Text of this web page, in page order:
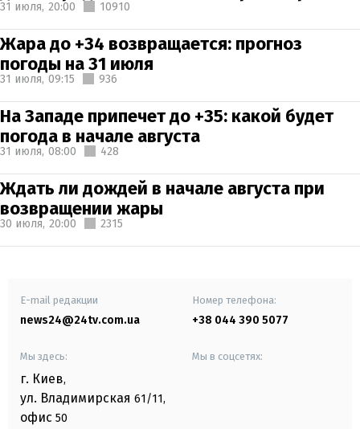
31 июля, 20:00 10910
Жара до +34 возвращается: прогноз
погоды на 31 июля
31 июля, 09:15 936
На Западе припечет до +35: какой будет
погода в начале августа
31 июля, 08:00 428
Ждать ли дождей в начале августа при
возвращении жары
30 июля, 20:00 2315
E-mail редакции
news24@24tv.com.ua
Номер телефона:
+38 044 390 5077
Мы здесь:
г. Киев,
ул. Владимирская 61/11,
офис 50
Мы в соцсетях: